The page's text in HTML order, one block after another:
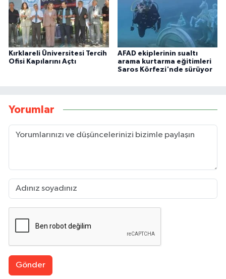
Kırklareli Üniversitesi Tercih
Ofisi Kapılarını Açtı
AFAD ekiplerinin sualtı
arama kurtarma eğitimleri
Saros Körfezi'nde sürüyor
Yorumlar
Gönder